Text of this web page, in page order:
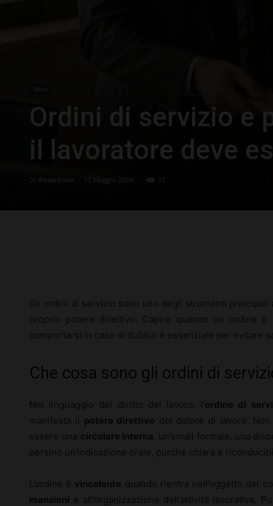
News
Ordini di servizio e
il lavoratore deve
Di Redazione 12 Maggio 2026 37
Gli ordini di servizio sono uno degli strumenti
proprio potere direttivo. Capire quando un ordine
comportarsi in caso di dubbio è essenziale per evitare
Che cosa sono gli ordini di
Nel linguaggio del diritto del lavoro, l’ordine di
manifesta il potere direttivo del datore di lavoro.
essere una circolare interna
, un’email formale, una
persino un’indicazione orale, purché chiara e
L’ordine è vincolante quando rientra nell’oggetto del
mansioni e all’organizzazione dell’attività lavorativa.